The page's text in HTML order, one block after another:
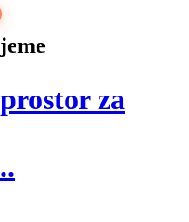
za